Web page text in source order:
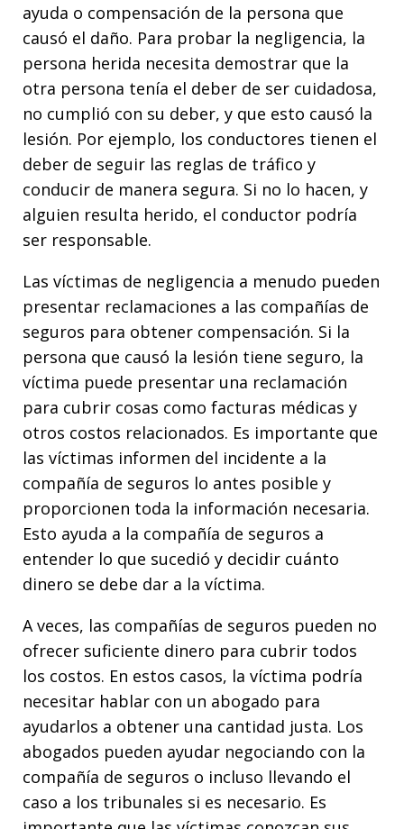
ayuda o compensación de la persona que
causó el daño. Para probar la negligencia, la
persona herida necesita demostrar que la
otra persona tenía el deber de ser cuidadosa,
no cumplió con su deber, y que esto causó la
lesión. Por ejemplo, los conductores tienen el
deber de seguir las reglas de tráfico y
conducir de manera segura. Si no lo hacen, y
alguien resulta herido, el conductor podría
ser responsable.
Las víctimas de negligencia a menudo pueden
presentar reclamaciones a las compañías de
seguros para obtener compensación. Si la
persona que causó la lesión tiene seguro, la
víctima puede presentar una reclamación
para cubrir cosas como facturas médicas y
otros costos relacionados. Es importante que
las víctimas informen del incidente a la
compañía de seguros lo antes posible y
proporcionen toda la información necesaria.
Esto ayuda a la compañía de seguros a
entender lo que sucedió y decidir cuánto
dinero se debe dar a la víctima.
A veces, las compañías de seguros pueden no
ofrecer suficiente dinero para cubrir todos
los costos. En estos casos, la víctima podría
necesitar hablar con un abogado para
ayudarlos a obtener una cantidad justa. Los
abogados pueden ayudar negociando con la
compañía de seguros o incluso llevando el
caso a los tribunales si es necesario. Es